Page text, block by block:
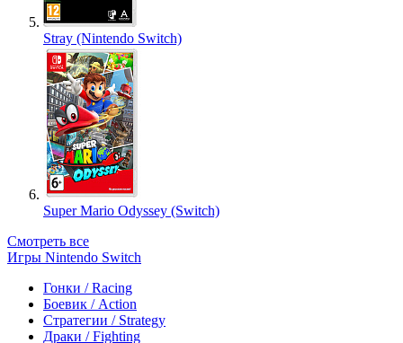
Stray (Nintendo Switch)
Super Mario Odyssey (Switch)
Смотреть все
Игры Nintendo Switch
Гонки / Racing
Боевик / Action
Стратегии / Strategy
Драки / Fighting